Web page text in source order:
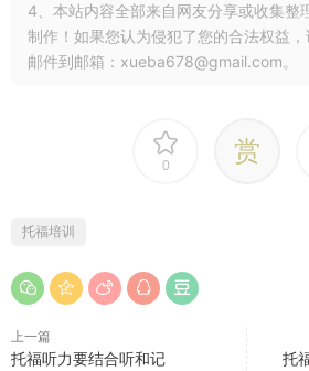
4、本站内容全部来自网友分享或收集整
制作！如果您认为侵犯了您的合法权益
邮件到邮箱：xueba678@gmail.com。
0 赏
托福培训
上一篇
托福听力要结合听和记 托